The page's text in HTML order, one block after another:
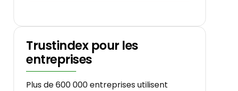
Trustindex pour les
entreprises
Plus de 600 000 entreprises utilisent